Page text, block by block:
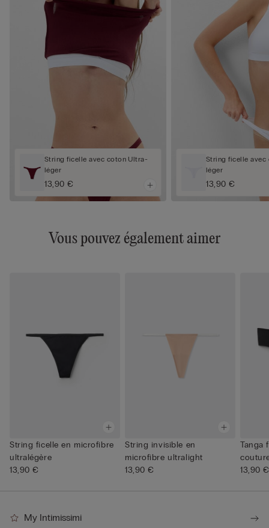
String ficelle avec coton Ultra-
léger
13,90 €
String ficelle
léger
13,90 €
Vous pouvez également aimer
String ficelle en microfibre
ultralégère
13,90 €
String invisible en
microfibre ultralight
13,90 €
Tanga
13,90 €
My Intimissimi